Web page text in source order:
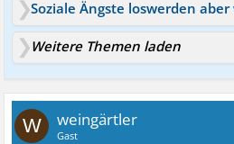
Soziale Ängste loswerden aber
Weitere Themen laden
W weingärtler
Gast